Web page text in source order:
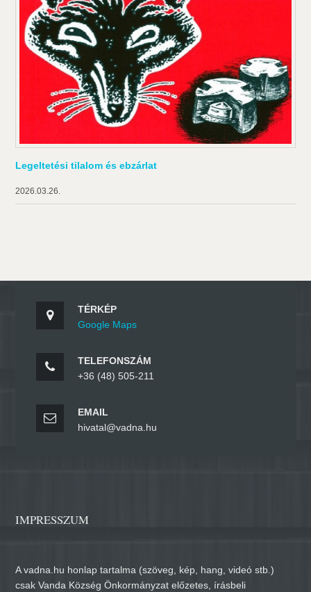
Legeltetési tilalom és ebzárlat
2026.03.26.
TÉRKÉP
Google Maps
TELEFONSZÁM
+36 (48) 505-211
EMAIL
hivatal@vadna.hu
IMPRESSZUM
A vadna.hu honlap tartalma (szöveg, kép, hang, videó stb.)
csak Vanda Község Önkormányzat előzetes, írásbeli